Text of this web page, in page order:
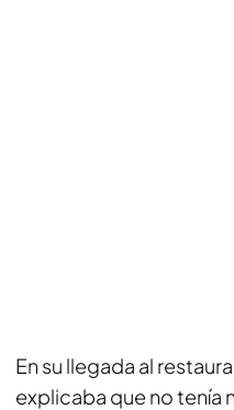
En su llegada al
explicaba que no